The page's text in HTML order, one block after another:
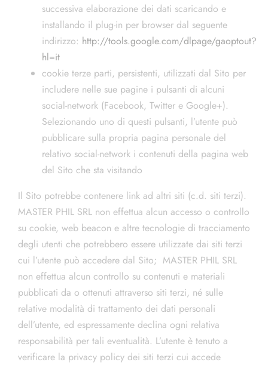
successiva elaborazione dei dati scaricando e
installando il plug-in per browser dal seguente
indirizzo: http://tools.google.com/dlpage/gaoptout?
hl=it
cookie terze parti, persistenti, utilizzati dal Sito per
includere nelle sue pagine i pulsanti di alcuni
social-network (Facebook, Twitter e Google+).
Selezionando uno di questi pulsanti, l’utente può
pubblicare sulla propria pagina personale del
relativo social-network i contenuti della pagina web
del Sito che sta visitando
Il Sito potrebbe contenere link ad altri siti (c.d. siti terzi).
MASTER PHIL SRL non effettua alcun accesso o controllo
su cookie, web beacon e altre tecnologie di tracciamento
degli utenti che potrebbero essere utilizzate dai siti terzi
cui l’utente può accedere dal Sito; MASTER PHIL SRL
non effettua alcun controllo su contenuti e materiali
pubblicati da o ottenuti attraverso siti terzi, né sulle
relative modalità di trattamento dei dati personali
dell’utente, ed espressamente declina ogni relativa
responsabilità per tali eventualità. L’utente è tenuto a
verificare la privacy policy dei siti terzi cui accede